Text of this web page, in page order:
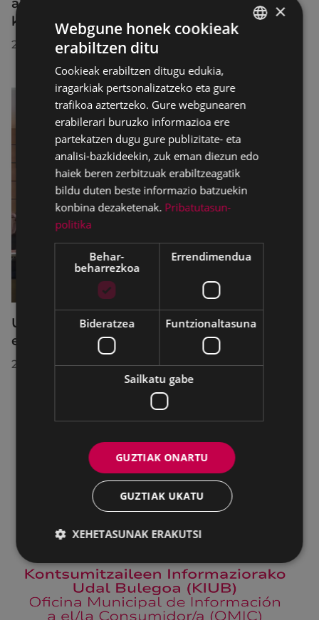
konponketa-lanak direla-eta
2026/07/30
Udalbatzak 2026ko uztailaren 27an
egindako bilkuran hartutako erabakiak
2026/07/28
×
Webgune honek cookieak
erabiltzen ditu
Cookieak erabiltzen ditugu edukia,
iragarkiak pertsonalizatzeko eta gure
trafikoa aztertzeko. Gure webgunearen
erabilerari buruzko informazioa ere
partekatzen dugu gure publizitate- eta
analisi-bazkideekin, zuk eman diezun edo
haiek beren zerbitzuak erabiltzeagatik
bildu duten beste informazio batzuekin
konbina dezaketenak. Pribatutasun-
politika
Behar-
beharrezkoa
Errendimendua
Bideratzea Funtzionaltasuna
Sailkatu gabe
GUZTIAK ONARTU
GUZTIAK UKATU
XEHETASUNAK ERAKUTSI